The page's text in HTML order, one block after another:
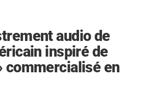
audio de
inspiré de
commercialisé en